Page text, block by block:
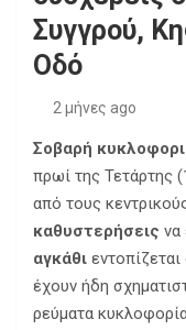
Συγγρού,
Οδό
2 μήνες ago
Σοβαρή
πρωί της Τετάρτης
από τους
καθυστερήσεις να
αγκάθι εντοπίζεται
έχουν ήδη
ρεύματα